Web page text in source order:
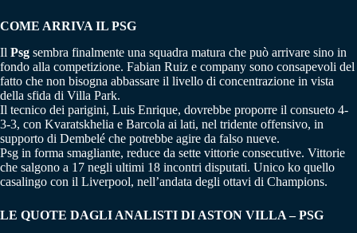
COME ARRIVA IL PSG
Il Psg sembra finalmente una squadra matura che può arrivare sino in
fondo alla competizione. Fabian Ruiz e company sono consapevoli del
fatto che non bisogna abbassare il livello di concentrazione in vista
della sfida di Villa Park.
Il tecnico dei parigini, Luis Enrique, dovrebbe proporre il consueto 4-
3-3, con Kvaratskhelia e Barcola ai lati, nel tridente offensivo, in
supporto di Dembelé che potrebbe agire da falso nueve.
Psg in forma smagliante, reduce da sette vittorie consecutive. Vittorie
che salgono a 17 negli ultimi 18 incontri disputati. Unico ko quello
casalingo con il Liverpool, nell’andata degli ottavi di Champions.
LE QUOTE DAGLI ANALISTI DI ASTON VILLA – PSG